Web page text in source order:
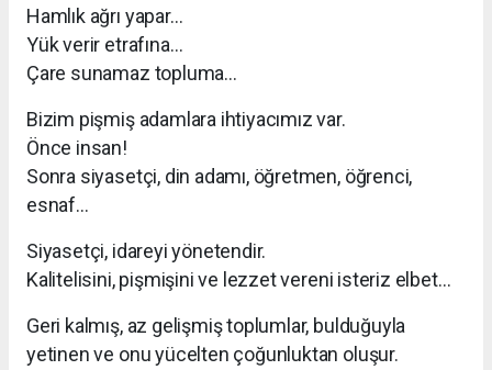
Hamlık ağrı yapar…
Yük verir etrafına…
Çare sunamaz topluma…
Bizim pişmiş adamlara ihtiyacımız var.
Önce insan!
Sonra siyasetçi, din adamı, öğretmen, öğrenci,
esnaf…
Siyasetçi, idareyi yönetendir.
Kalitelisini, pişmişini ve lezzet vereni isteriz elbet…
Geri kalmış, az gelişmiş toplumlar, bulduğuyla
yetinen ve onu yücelten çoğunluktan oluşur.